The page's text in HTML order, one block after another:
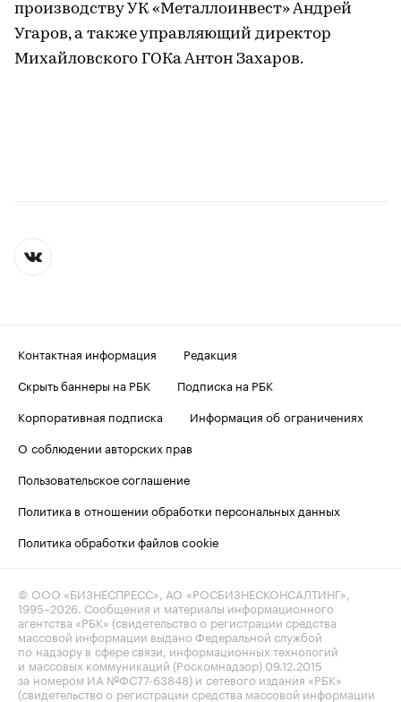
производству УК «Металлоинвест» Андрей
Угаров, а также управляющий директор
Михайловского ГОКа Антон Захаров.
Контактная информация
Редакция
Скрыть баннеры на РБК
Подписка на РБК
Корпоративная подписка
Информация об ограничениях
О соблюдении авторских прав
Пользовательское соглашение
Политика в отношении обработки персональных данных
Политика обработки файлов cookie
© ООО «БИЗНЕСПРЕСС», АО «РОСБИЗНЕСКОНСАЛТИНГ»,
1995–2026. Сообщения и материалы информационного
агентства «РБК» (свидетельство о регистрации средства
массовой информации выдано Федеральной службой
по надзору в сфере связи, информационных технологий
и массовых коммуникаций (Роскомнадзор) 09.12.2015
за номером ИА №ФС77-63848) и сетевого издания «РБК»
(свидетельство о регистрации средства массовой информации